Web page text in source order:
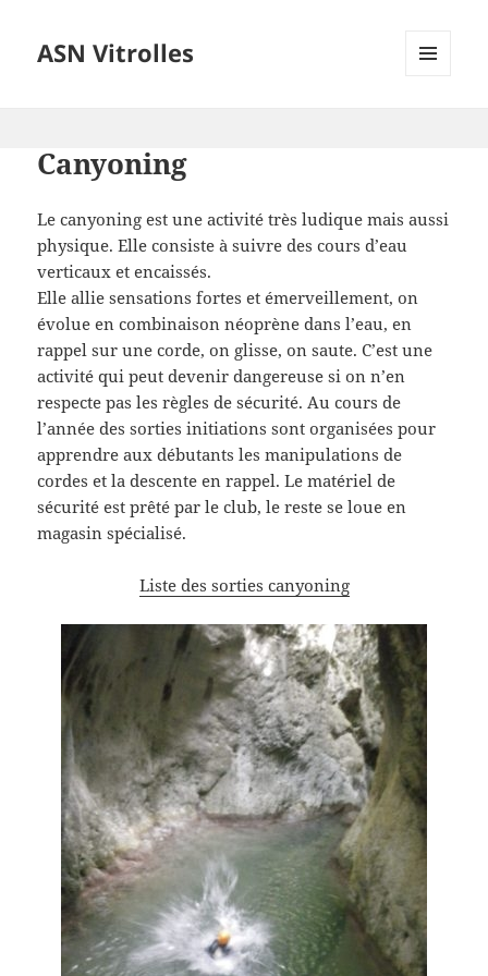
ASN Vitrolles
Canyoning
Le canyoning est une activité très ludique mais aussi
physique. Elle consiste à suivre des cours d’eau
verticaux et encaissés.
Elle allie sensations fortes et émerveillement, on
évolue en combinaison néoprène dans l’eau, en
rappel sur une corde, on glisse, on saute. C’est une
activité qui peut devenir dangereuse si on n’en
respecte pas les règles de sécurité. Au cours de
l’année des sorties initiations sont organisées pour
apprendre aux débutants les manipulations de
cordes et la descente en rappel. Le matériel de
sécurité est prêté par le club, le reste se loue en
magasin spécialisé.
Liste des sorties canyoning